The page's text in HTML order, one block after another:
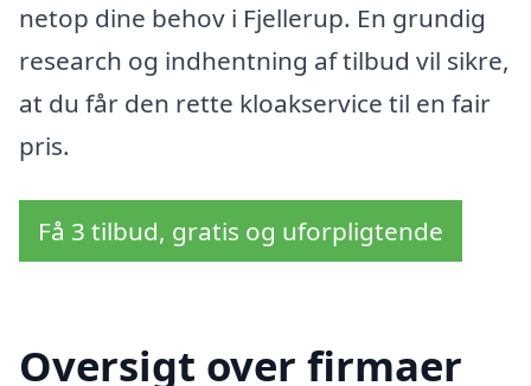
netop dine behov i Fjellerup. En grundig
research og indhentning af tilbud vil sikre,
at du får den rette kloakservice til en fair
pris.
Få 3 tilbud, gratis og uforpligtende
Oversigt over firmaer